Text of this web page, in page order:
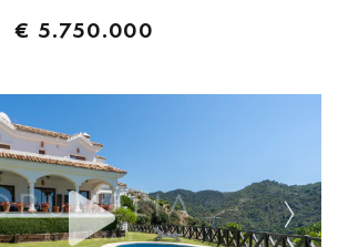
€ 5.750.000
Next